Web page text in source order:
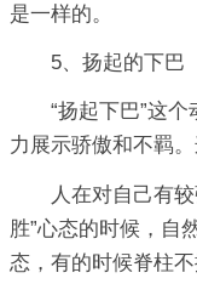
是一样的。
5、扬起的下巴
“扬起下巴”这
力展示骄傲和不羁。
人在对自己有
胜”心态的时候，自
态，有的时候脊柱